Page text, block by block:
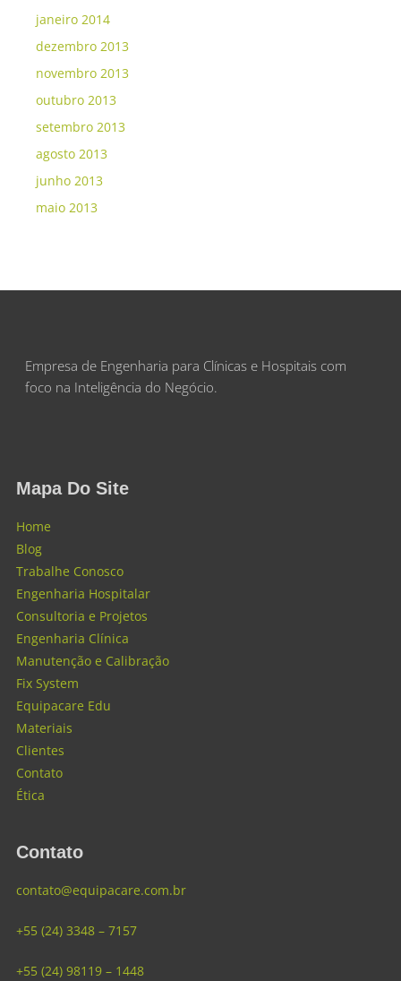
janeiro 2014
dezembro 2013
novembro 2013
outubro 2013
setembro 2013
agosto 2013
junho 2013
maio 2013
Empresa de Engenharia para Clínicas e Hospitais com
foco na Inteligência do Negócio.
Mapa Do Site
Home
Blog
Trabalhe Conosco
Engenharia Hospitalar
Consultoria e Projetos
Engenharia Clínica
Manutenção e Calibração
Fix System
Equipacare Edu
Materiais
Clientes
Contato
Ética
Contato
contato@equipacare.com.br
+55 (24) 3348 – 7157
+55 (24) 98119 – 1448